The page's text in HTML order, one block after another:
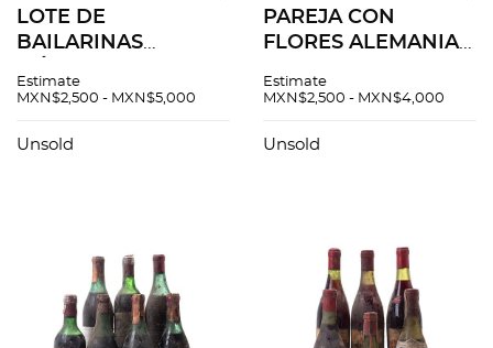
LOTE DE
BAILARINAS
Elaboradas en
policromada
Estimate
MXN$2,500 - MXN$5,000
Unsold
PAREJA CON
FLORES ALEMANIA
en porcelana
inferior Acabado
Estimate
MXN$2,500 - MXN$4,000
Unsold